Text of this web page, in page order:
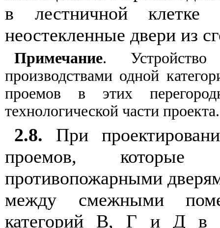
в лестничной
неостекленные двери из
Примечание.
производствами одной
проемов в этих
технологической части проекта.
2.8. При
проемов, которые
противопожарными
между смежными
категорий В, Г и Д в